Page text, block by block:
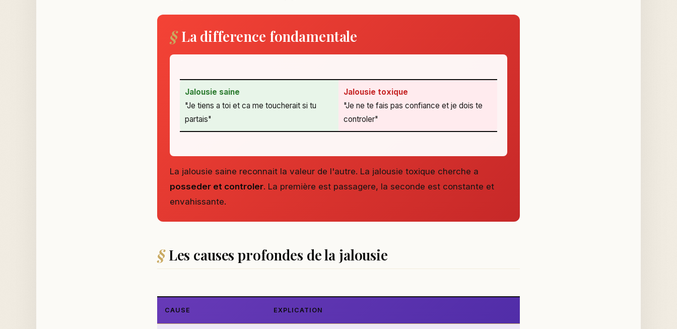
La difference fondamentale
Jalousie saine
"Je tiens a toi et ca me toucherait si tu
partais"
Jalousie toxique
"Je ne te fais pas confiance et je dois te
controler"
La jalousie saine reconnait la valeur de l'autre. La jalousie toxique cherche a
posseder et controler. La première est passagere, la seconde est constante et
envahissante.
Les causes profondes de la jalousie
CAUSE EXPLICATION